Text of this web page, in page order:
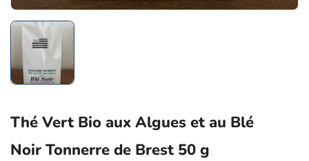
Thé Vert Bio aux Algues et au Blé
Noir Tonnerre de Brest 50 g